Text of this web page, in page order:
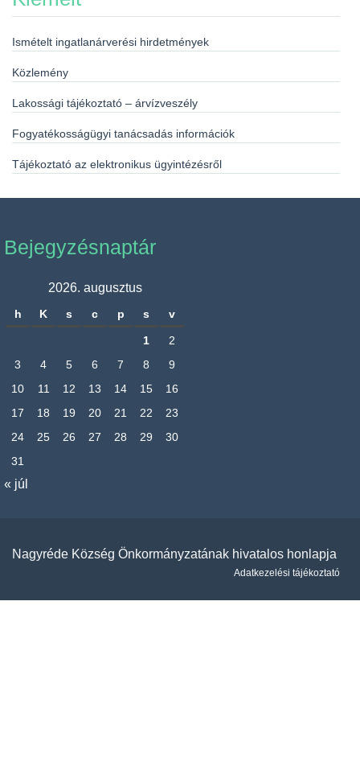
Ismételt ingatlanárverési hirdetmények
Közlemény
Lakossági tájékoztató – árvízveszély
Fogyatékosságügyi tanácsadás információk
Tájékoztató az elektronikus ügyintézésről
Bejegyzésnaptár
2026. augusztus
h K s c p s v
1
2
3
4 5 6 7 8
9
10
11 12 13 14 15
16
17
18 19 20 21 22
23
24
25 26 27 28 29
30
31
« júl
Nagyréde Község Önkormányzatának hivatalos honlapja
Adatkezelési tájékoztató